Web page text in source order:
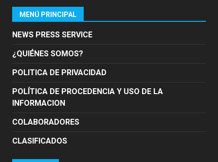
MENÚ PRINCIPAL
NEWS PRESS SERVICE
¿QUIÉNES SOMOS?
POLITICA DE PRIVACIDAD
POLÍTICA DE PROCEDENCIA Y USO DE LA
INFORMACION
COLABORADORES
CLASIFICADOS